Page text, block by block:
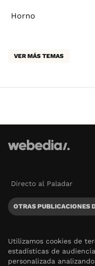
Horno
VER MÁS TEMAS
Directo al Paladar
OTRAS PUBLICACIONES
Utilizamos cookies de
estadísticas de
personalizada